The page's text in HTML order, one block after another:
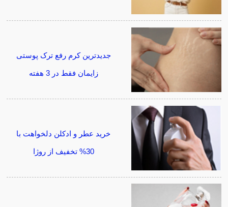
جدیدترین کرم رفع ترک پوستی
زایمان فقط در 3 هفته
خرید عطر و ادکلن دلخواهت با
30% تخفیف از روژا